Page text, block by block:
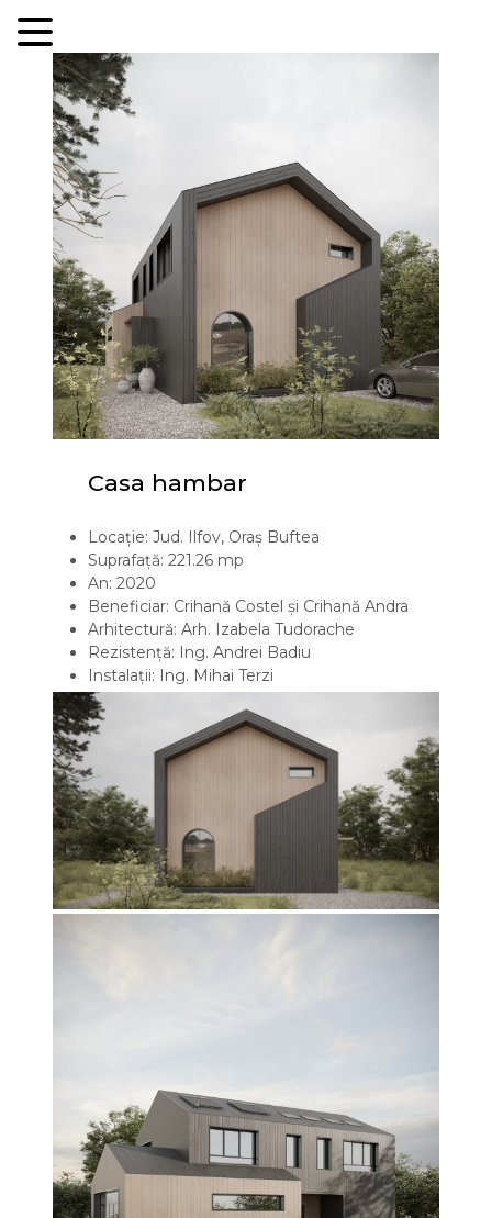
content
Casa hambar
Locație: Jud. Ilfov, Oraș Buftea
Suprafață: 221.26 mp
An: 2020
Beneficiar: Crihană Costel și Crihană Andra
Arhitectură: Arh. Izabela Tudorache
Rezistență: Ing. Andrei Badiu
Instalații: Ing. Mihai Terzi